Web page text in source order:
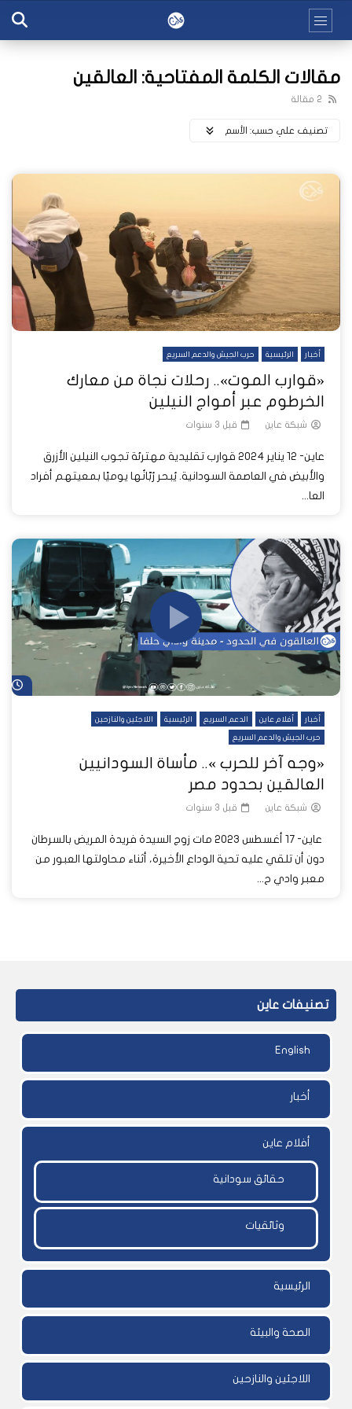
مقالات الكلمة المفتاحية: العالقين
2 مقالة
تصنيف علي حسب: اﻷسم
أخبار الرئيسية حرب الجيش والدعم السريع
«قوارب الموت».. رحلات نجاة من معارك
الخرطوم عبر أمواج النيلين
شبكة عاين قبل 3 سنوات
عاين- 12 يناير 2024 قوارب تقليدية مهترئة تجوب النيلين الأزرق
والأبيض في العاصمة السودانية. يُبحر رُبّانُها يوميًا بمعيتهم أفراد
العا...
أخبار أفلام عاين الدعم السريع الرئيسية اللاجئين والنازحين
حرب الجيش والدعم السريع
«وجه آخر للحرب ».. مأساة السودانيين
العالقين بحدود مصر
شبكة عاين قبل 3 سنوات
عاين- 17 أغسطس 2023 مات زوج السيدة فريدة المريض بالسرطان
دون أن تلقي عليه تحية الوداع الأخيرة، أثناء محاولتها العبور من
معبر وادي ح...
تصنيفات عاين
English
أخبار
أفلام عاين
حقائق سودانية
وثائقيات
الرئيسية
الصحة والبيئة
اللاجئين والنازحين